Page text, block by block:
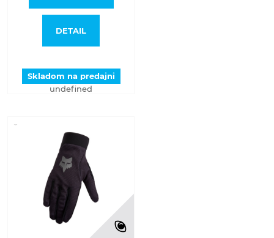
DETAIL
Skladom na predajni
undefined